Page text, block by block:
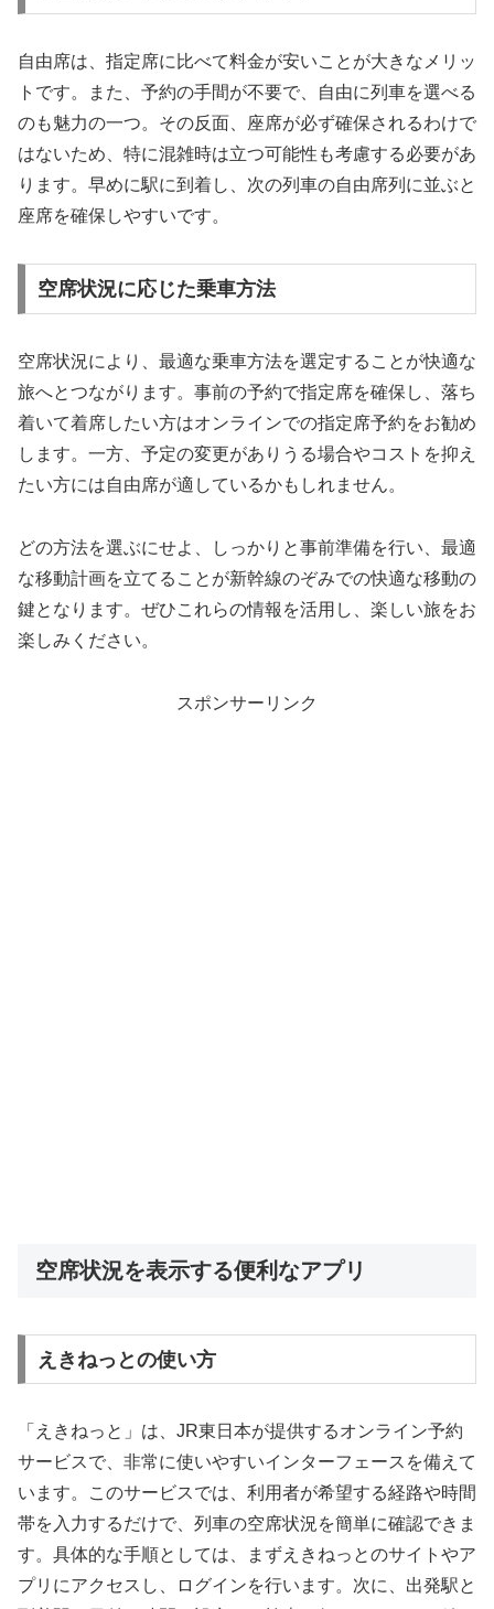
自由席は、指定席に比べて料金が安いことが大きなメリッ
トです。また、予約の手間が不要で、自由に列車を選べる
のも魅力の一つ。その反面、座席が必ず確保されるわけで
はないため、特に混雑時は立つ可能性も考慮する必要があ
ります。早めに駅に到着し、次の列車の自由席列に並ぶと
座席を確保しやすいです。
空席状況に応じた乗車方法
空席状況により、最適な乗車方法を選定することが快適な
旅へとつながります。事前の予約で指定席を確保し、落ち
着いて着席したい方はオンラインでの指定席予約をお勧め
します。一方、予定の変更がありうる場合やコストを抑え
たい方には自由席が適しているかもしれません。
どの方法を選ぶにせよ、しっかりと事前準備を行い、最適
な移動計画を立てることが新幹線のぞみでの快適な移動の
鍵となります。ぜひこれらの情報を活用し、楽しい旅をお
楽しみください。
スポンサーリンク
空席状況を表示する便利なアプリ
えきねっとの使い方
「えきねっと」は、JR東日本が提供するオンライン予約
サービスで、非常に使いやすいインターフェースを備えて
います。このサービスでは、利用者が希望する経路や時間
帯を入力するだけで、列車の空席状況を簡単に確認できま
す。具体的な手順としては、まずえきねっとのサイトやア
プリにアクセスし、ログインを行います。次に、出発駅と